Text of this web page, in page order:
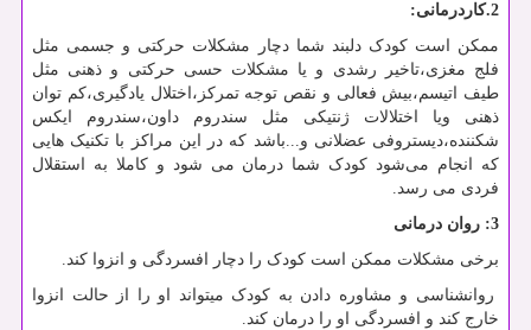
2.کاردرمانی:
ممکن است کودک دلبند شما دچار مشکلات حرکتی و جسمی مثل
فلج مغزی،تاخیر رشدی و یا مشکلات حسی حرکتی و ذهنی مثل
طیف اتیسم،بیش فعالی و نقص توجه تمرکز،اختلال یادگیری،کم توان
ذهنی ویا اختلالات ژنتیکی مثل سندروم داون،سندروم ایکس
شکننده،دیستروفی عضلانی و...باشد که در این مراکز با تکنیک هایی
که انجام می‌شود کودک شما درمان می شود و کاملا به استقلال
فردی می رسد.
3: روان درمانی
برخی مشکلات ممکن است کودک را دچار افسردگی و انزوا کند.
روانشناسی و مشاوره دادن به کودک میتواند او را از حالت انزوا
خارج کند و افسردگی او را درمان کند.